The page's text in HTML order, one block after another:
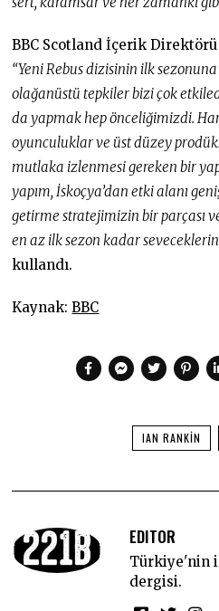
BBC Scotland İçerik
“Yeni Rebus dizisinin ilk
olağanüstü tepkiler bizi çok
da yapmak hep önceliğimizdi.
oyunculuklar ve üst düzey
mutlaka izlenmesi gereken bir
yapım, İskoçya’dan etki alanı
getirme stratejimizin bir parçası
en az ilk sezon kadar
kullandı.
Kaynak:BBC
IAN RANKIN
EDITOR
Türkiye'nin
dergisi.